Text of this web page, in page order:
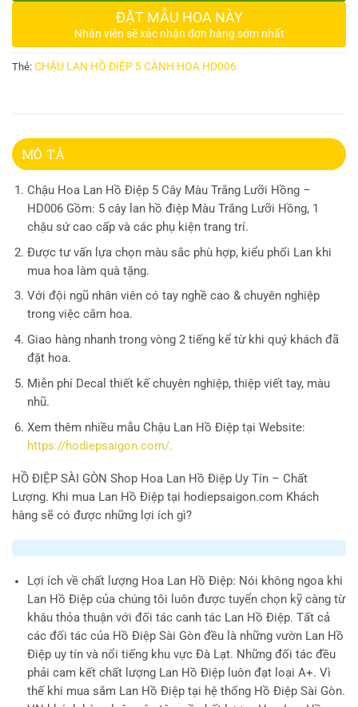
ĐẶT MẪU HOA NÀY
Nhân viên sẽ xác nhận đơn hàng sớm nhất
Thẻ: CHẬU LAN HỒ ĐIỆP 5 CÀNH HOA HD006
MÔ TẢ
Chậu Hoa Lan Hồ Điệp 5 Cây Màu Trắng Lưỡi Hồng –
HD006 Gồm: 5 cây lan hồ điệp Màu Trắng Lưỡi Hồng, 1
chậu sứ cao cấp và các phụ kiện trang trí.
Được tư vấn lựa chọn màu sắc phù hợp, kiểu phối Lan khi
mua hoa làm quà tặng.
Với đội ngũ nhân viên có tay nghề cao & chuyên nghiệp
trong việc cắm hoa.
Giao hàng nhanh trong vòng 2 tiếng kể từ khi quý khách đã
đặt hoa.
Miễn phí Decal thiết kế chuyên nghiệp, thiệp viết tay, màu
nhũ.
Xem thêm nhiều mẫu Chậu Lan Hồ Điệp tại Website:
https://hodiepsaigon.com/.
HỒ ĐIỆP SÀI GÒN Shop Hoa Lan Hồ Điệp Uy Tín – Chất
Lượng. Khi mua Lan Hồ Điệp tại hodiepsaigon.com Khách
hàng sẽ có được những lợi ích gì?
Lợi ích về chất lượng Hoa Lan Hồ Điệp: Nói không ngoa khi
Lan Hồ Điệp của chúng tôi luôn được tuyển chọn kỹ càng từ
khâu thỏa thuận với đối tác canh tác Lan Hồ Điệp. Tất cả
các đối tác của Hồ Điệp Sài Gòn đều là những vườn Lan Hồ
Điệp uy tín và nổi tiếng khu vực Đà Lạt. Những đối tác đều
phải cam kết chất lượng Lan Hồ Điệp luôn đạt loại A+. Vì
thế khi mua sắm Lan Hồ Điệp tại hệ thống Hồ Điệp Sài Gòn.